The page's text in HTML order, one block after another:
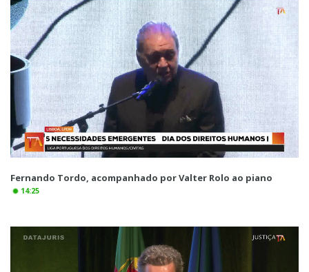
Fernando Tordo, acompanhado por Valter Rolo ao piano
14:25